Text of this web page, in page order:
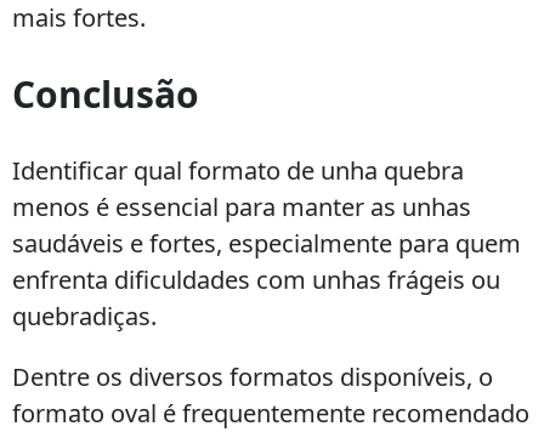
mais fortes.
Conclusão
Identificar qual formato de unha quebra
menos é essencial para manter as unhas
saudáveis e fortes, especialmente para quem
enfrenta dificuldades com unhas frágeis ou
quebradiças.
Dentre os diversos formatos disponíveis, o
formato oval é frequentemente recomendado